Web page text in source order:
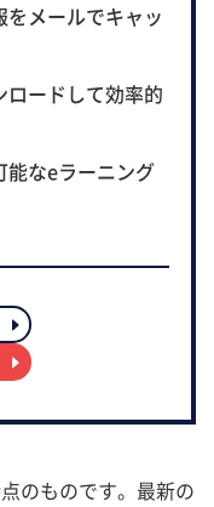
メールでキャッ
ードして効率的
能なeラーニング
のものです。最新の